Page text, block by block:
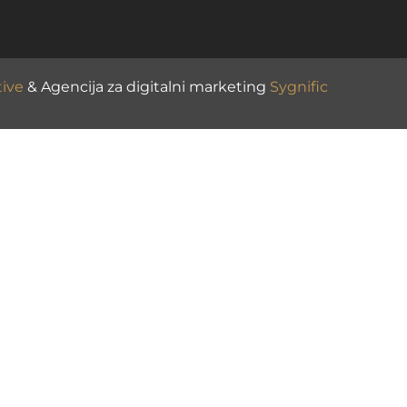
& Agencija za digitalni marketing Sygnific